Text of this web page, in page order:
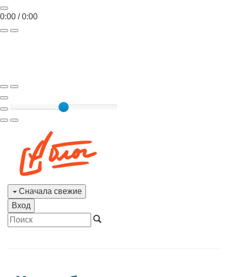
0:00 /0:00
Сначала свежие
Вход